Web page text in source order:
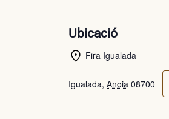
Ubicació
Fira Igualada
Igualada, Anoia 08700